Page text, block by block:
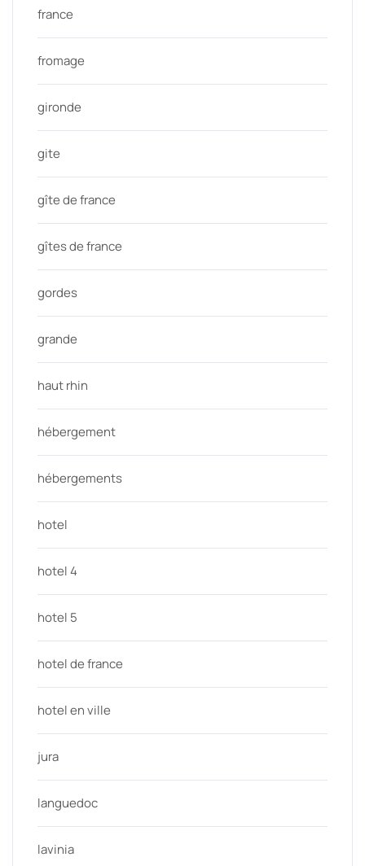
france
fromage
gironde
gite
gîte de france
gîtes de france
gordes
grande
haut rhin
hébergement
hébergements
hotel
hotel 4
hotel 5
hotel de france
hotel en ville
jura
languedoc
lavinia